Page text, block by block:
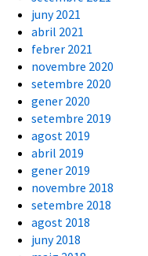
juny 2021
abril 2021
febrer 2021
novembre 2020
setembre 2020
gener 2020
setembre 2019
agost 2019
abril 2019
gener 2019
novembre 2018
setembre 2018
agost 2018
juny 2018